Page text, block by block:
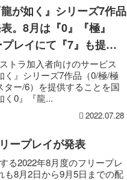
が如く』シリーズ7作品
。8月は『0』『極』
レイにて『7』も提供
トラ加入者向けのサービス
く』シリーズ7作品（0/極/極
ー/6）を提供することを国
く0』『龍...
2022.07.28
ープレイが発表
る2022年8月度のフリープレ
8月2日から9月5日までの配